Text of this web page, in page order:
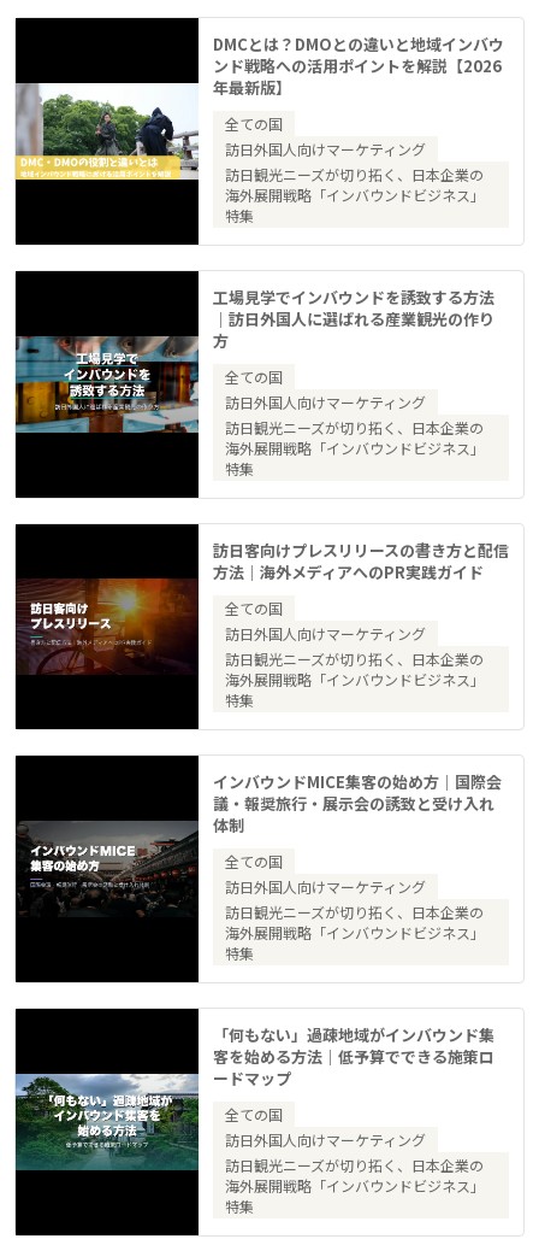
DMCとは？DMOとの違いと地域インバウ
ンド戦略への活用ポイントを解説【2026
年最新版】
全ての国
訪日外国人向けマーケティング
訪日観光ニーズが切り拓く、日本企業の
海外展開戦略「インバウンドビジネス」
特集
工場見学でインバウンドを誘致する方法
｜訪日外国人に選ばれる産業観光の作り
方
全ての国
訪日外国人向けマーケティング
訪日観光ニーズが切り拓く、日本企業の
海外展開戦略「インバウンドビジネス」
特集
訪日客向けプレスリリースの書き方と配信
方法｜海外メディアへのPR実践ガイド
全ての国
訪日外国人向けマーケティング
訪日観光ニーズが切り拓く、日本企業の
海外展開戦略「インバウンドビジネス」
特集
インバウンドMICE集客の始め方｜国際会
議・報奨旅行・展示会の誘致と受け入れ
体制
全ての国
訪日外国人向けマーケティング
訪日観光ニーズが切り拓く、日本企業の
海外展開戦略「インバウンドビジネス」
特集
「何もない」過疎地域がインバウンド集
客を始める方法｜低予算でできる施策ロ
ードマップ
全ての国
訪日外国人向けマーケティング
訪日観光ニーズが切り拓く、日本企業の
海外展開戦略「インバウンドビジネス」
特集